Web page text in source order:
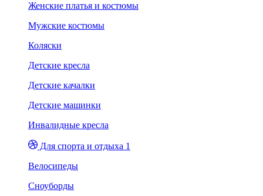
Женские платья и костюмы
Мужские костюмы
Коляски
Детские кресла
Детские качалки
Детские машинки
Инвалидные кресла
Для спорта и отдыха 1
Велосипеды
Сноуборды